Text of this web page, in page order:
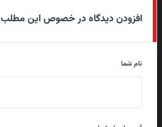
افزودن دیدگاه در خصوص این مطلب
نام شما